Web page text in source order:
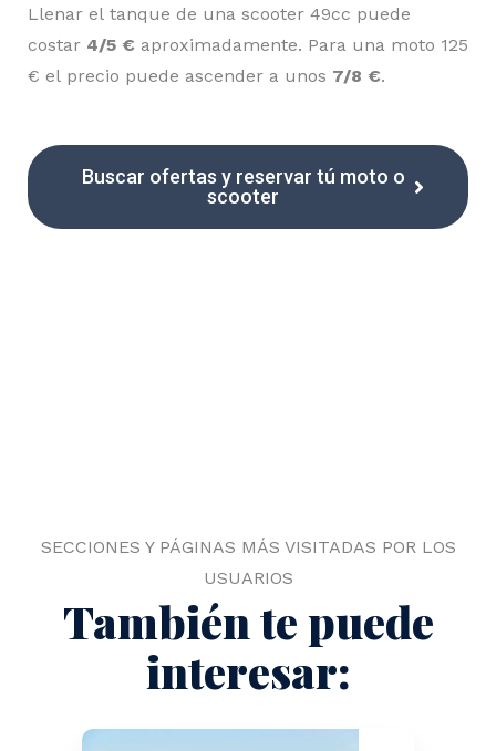
Llenar el tanque de una scooter 49cc puede
costar 4/5 € aproximadamente. Para una moto 125
€ el precio puede ascender a unos 7/8 €.
Buscar ofertas y reservar tú moto o
scooter
SECCIONES Y PÁGINAS MÁS VISITADAS POR LOS
USUARIOS
También te puede
interesar: